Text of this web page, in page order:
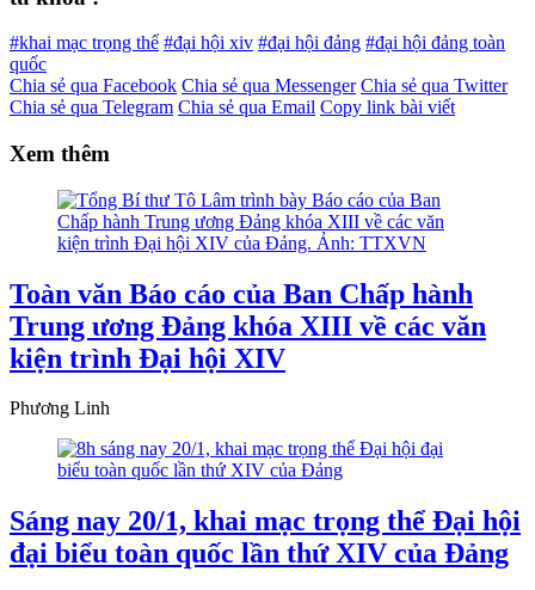
#khai mạc trọng thể #đại hội xiv #đại hội đảng #đại hội đảng toàn
quốc
Chia sẻ qua Facebook Chia sẻ qua Messenger Chia sẻ qua Twitter
Chia sẻ qua Telegram Chia sẻ qua Email Copy link bài viết
Xem thêm
Toàn văn Báo cáo của Ban Chấp hành
Trung ương Đảng khóa XIII về các văn
kiện trình Đại hội XIV
Phương Linh
Sáng nay 20/1, khai mạc trọng thể Đại hội
đại biểu toàn quốc lần thứ XIV của Đảng